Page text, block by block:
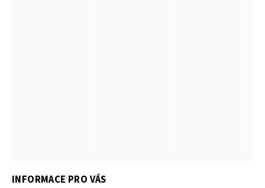
INFORMACE PRO VÁS